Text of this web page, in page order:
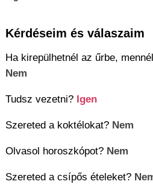
Kérdéseim és válaszaim
Ha kirepülhetnél az űrbe,
Nem
Tudsz vezetni? Igen
Szereted a koktélokat? Nem
Olvasol horoszkópot? Nem
Szereted a csípős ételeket?